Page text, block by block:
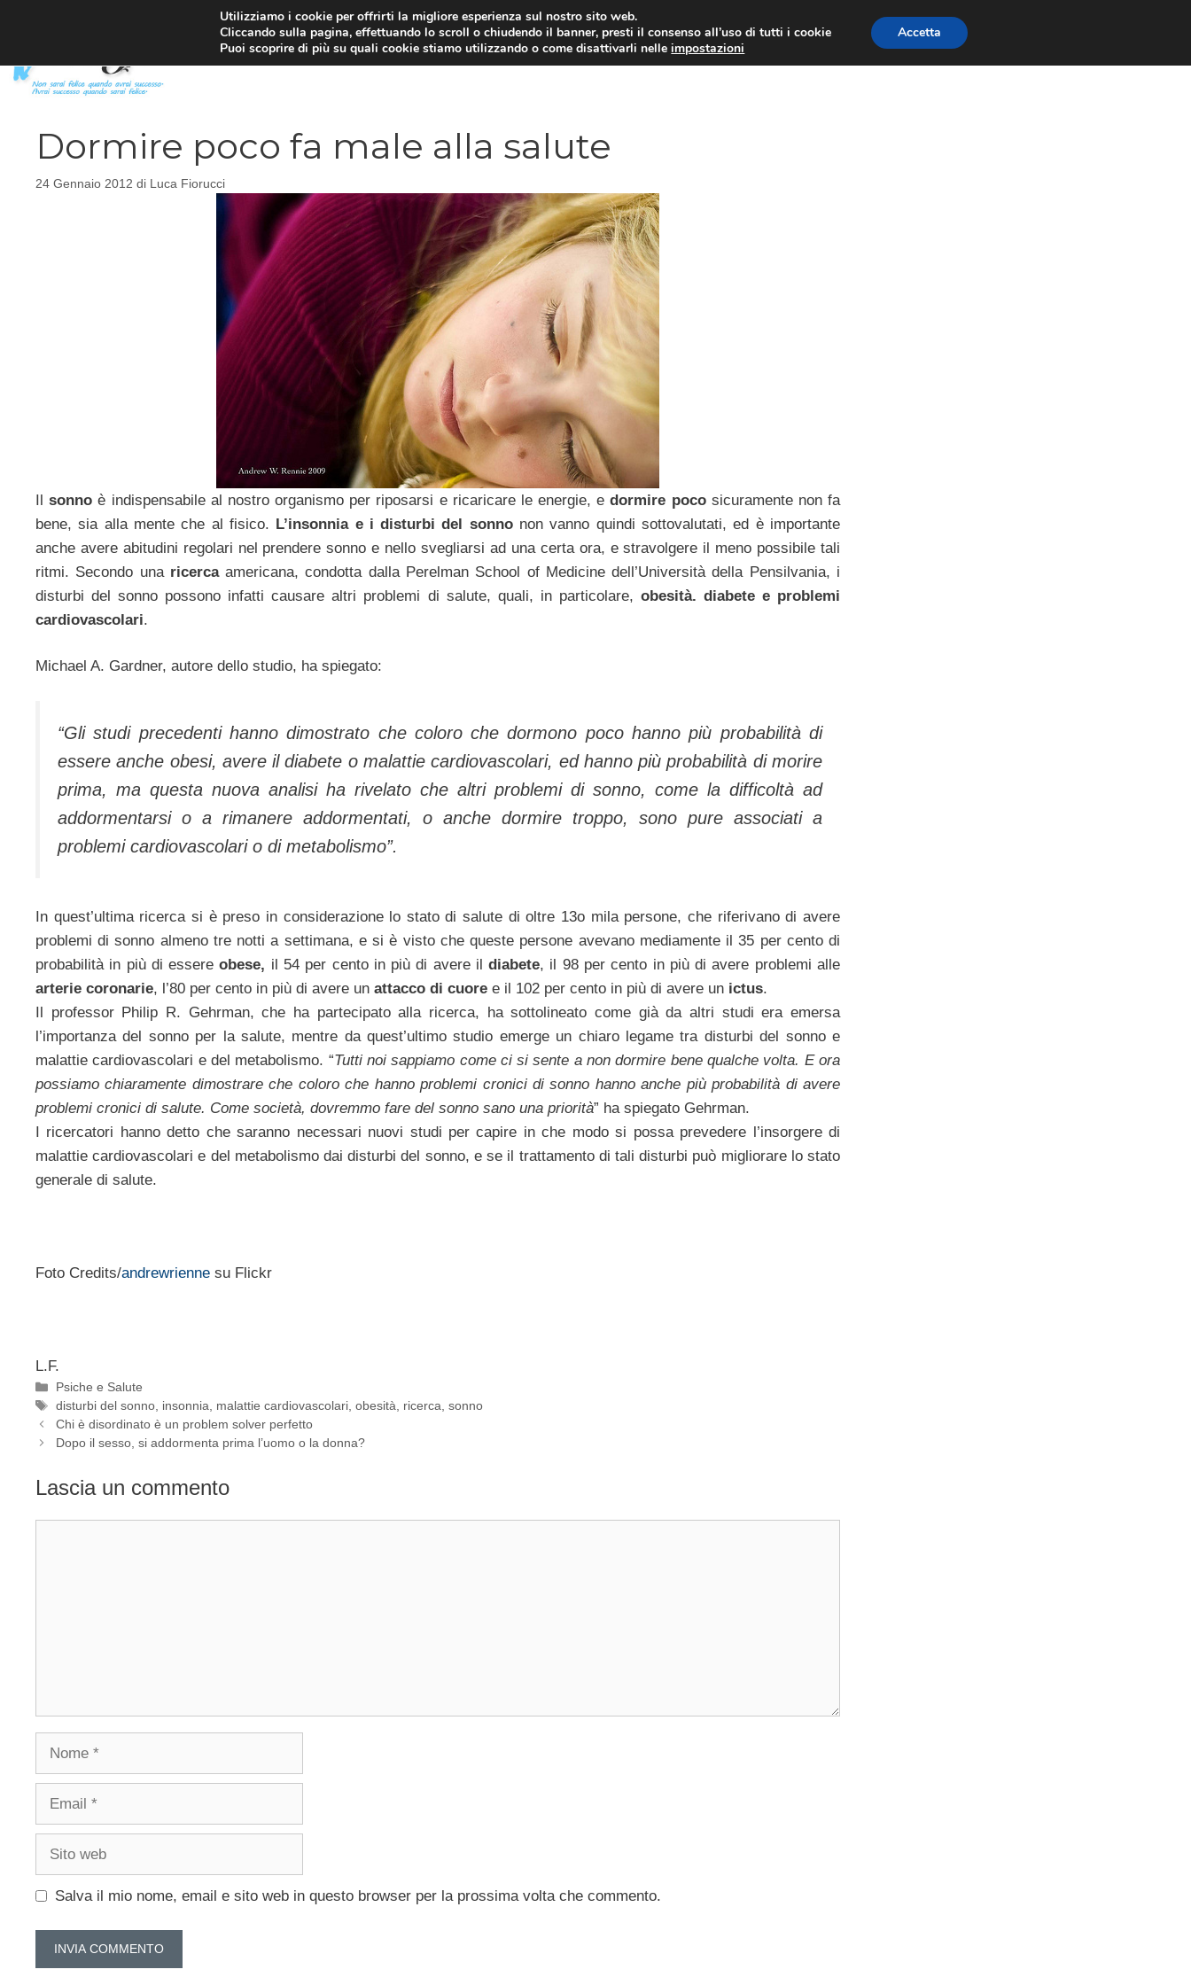
DIPENDENZE RELAZIONI INTERPERSONALI
Dormire poco fa male alla salute
24 Gennaio 2012 di Luca Fiorucci
Ilsonno è indispensabile al nostro organismo per riposarsi e ricaricare le energie, edormire pocosicuramente non fa
bene, sia alla mente che al fisico. L’insonnia e i disturbi del sonnonon vanno quindi sottovalutati, ed è importante
anche avere abitudini regolari nel prendere sonno e nello svegliarsi ad una certa ora, e stravolgere il meno possibile tali
ritmi. Secondo una ricercaamericana, condotta dalla Perelman School of Medicine dell’Università della Pensilvania, i
disturbi del sonno possono infatti causare altri problemi di salute, quali, in particolare, obesità. diabete e problemi
cardiovascolari.
Michael A. Gardner, autore dello studio, ha spiegato:
“Gli studi precedenti hanno dimostrato che coloro che dormono poco hanno più probabilità di
essere anche obesi, avere il diabete o malattie cardiovascolari, ed hanno più probabilità di morire
prima, ma questa nuova analisi ha rivelato che altri problemi di sonno, come la difficoltà ad
addormentarsi o a rimanere addormentati, o anche dormire troppo, sono pure associati a
problemi cardiovascolari o di metabolismo”.
In quest’ultima ricerca si è preso in considerazione lo stato di salute di oltre 13o mila persone, che riferivano di avere
problemi di sonno almeno tre notti a settimana, e si è visto che queste persone avevano mediamente il 35 per cento di
probabilità in più di essereobese, il 54 per cento in più di avere ildiabete, il 98 per cento in più di avere problemi alle
arterie coronarie, l’80 per cento in più di avere un attacco di cuore e il 102 per cento in più di avere un ictus.
Il professor Philip R. Gehrman, che ha partecipato alla ricerca, ha sottolineato come già da altri studi era emersa
l’importanza del sonno per la salute, mentre da quest’ultimo studio emerge un chiaro legame tra disturbi del sonno e
malattie cardiovascolari e del metabolismo. “Tutti noi sappiamo come ci si sente a non dormire bene qualche volta. E ora
possiamo chiaramente dimostrare che coloro che hanno problemi cronici di sonno hanno anche più probabilità di avere
problemi cronici di salute. Come società, dovremmo fare del sonno sano una priorità” ha spiegato Gehrman.
I ricercatori hanno detto che saranno necessari nuovi studi per capire in che modo si possa prevedere l’insorgere di
malattie cardiovascolari e del metabolismo dai disturbi del sonno, e se il trattamento di tali disturbi può migliorare lo stato
generale di salute.
Foto Credits/andrewrienne su Flickr
L.F.
Categorie
Psiche e Salute
Tag
disturbi del sonno, insonnia, malattie cardiovascolari,obesità, ricerca,sonno
Chi è disordinato è un problem solver perfetto
Dopo il sesso, si addormenta prima l’uomo o la donna?
Lascia un commento
Salva il mio nome, email e sito web in questo browser per la prossima volta che commento.
Utilizziamo i cookie per offrirti la migliore esperienza sul nostro sito web.
Cliccando sulla pagina, effettuando lo scroll o chiudendo il banner, presti il consenso all’uso di tutti i cookie
Puoi scoprire di più su quali cookie stiamo utilizzando o come disattivarli nelleimpostazioni
Accetta